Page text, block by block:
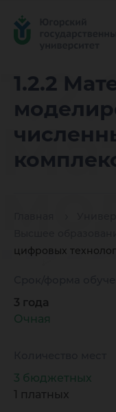
1.2.2
цифровых
3 года
Очная
3 бюджетных
1 платных